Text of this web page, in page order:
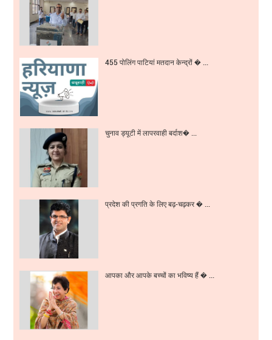
455 पोलिंग पाटियां मतदान केन्द्रों � ...
चुनाव ड्यूटी में लापरवाही बर्दाश� ...
प्रदेश की प्रगति के लिए बढ़-चढ़कर � ...
आपका और आपके बच्चों का भविष्य हैं � ...